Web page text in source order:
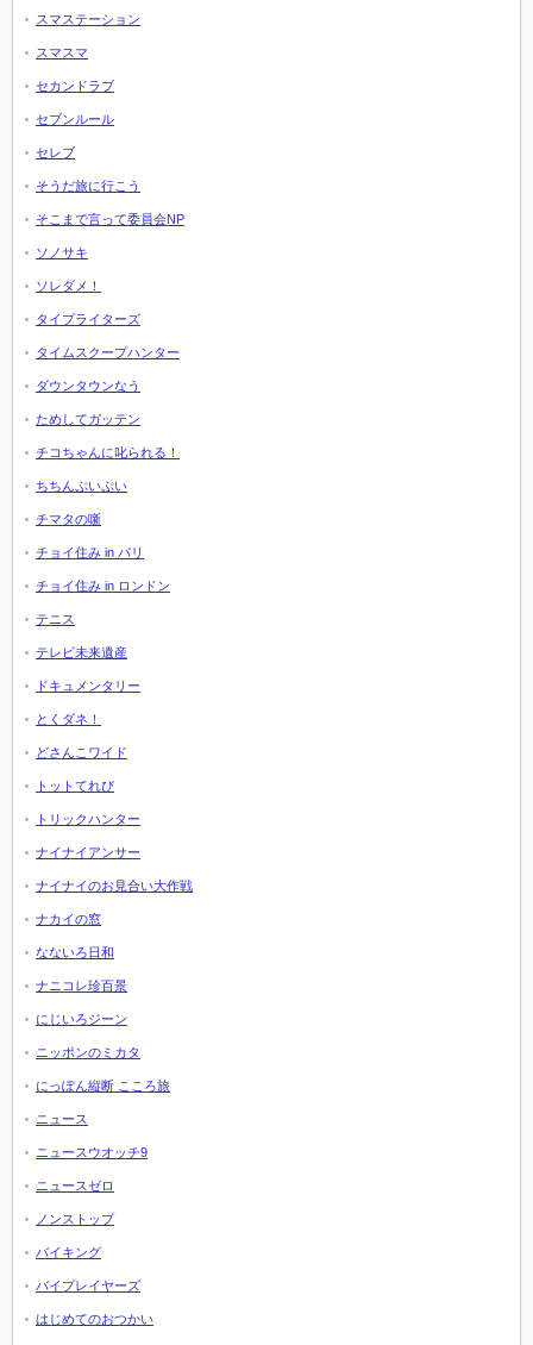
スマステーション
スマスマ
セカンドラブ
セブンルール
セレブ
そうだ旅に行こう
そこまで言って委員会NP
ソノサキ
ソレダメ！
タイプライターズ
タイムスクープハンター
ダウンタウンなう
ためしてガッテン
チコちゃんに叱られる！
ちちんぷいぷい
チマタの噺
チョイ住み in パリ
チョイ住み in ロンドン
テニス
テレビ未来遺産
ドキュメンタリー
とくダネ！
どさんこワイド
トットてれび
トリックハンター
ナイナイアンサー
ナイナイのお見合い大作戦
ナカイの窓
なないろ日和
ナニコレ珍百景
にじいろジーン
ニッポンのミカタ
にっぽん縦断 こころ旅
ニュース
ニュースウオッチ9
ニュースゼロ
ノンストップ
バイキング
バイプレイヤーズ
はじめてのおつかい